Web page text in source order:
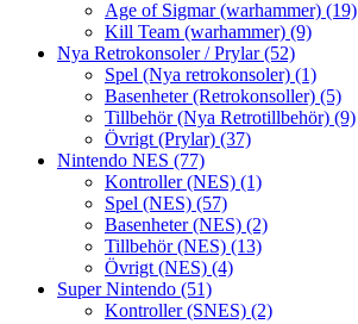
Age of Sigmar (warhammer) (19)
Kill Team (warhammer) (9)
Nya Retrokonsoler / Prylar(52)
Spel (Nya retrokonsoler) (1)
Basenheter (Retrokonsoller) (5)
Tillbehör (Nya Retrotillbehör) (9)
Övrigt (Prylar) (37)
Nintendo NES (77)
Kontroller (NES) (1)
Spel (NES) (57)
Basenheter (NES) (2)
Tillbehör (NES) (13)
Övrigt (NES) (4)
Super Nintendo (51)
Kontroller (SNES) (2)